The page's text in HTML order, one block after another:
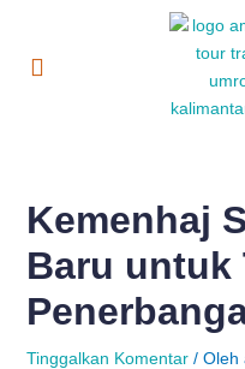
Kemenhaj
Baru untuk
Tinggalkan Komentar / Oleh